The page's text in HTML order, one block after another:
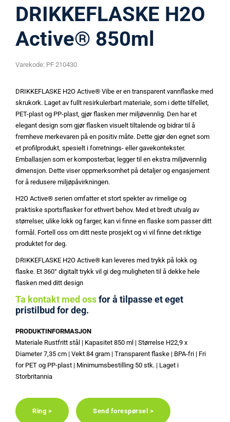
DRIKKEFLASKE H2O
Active® 850ml
Varekode: PF 210430
DRIKKEFLASKE H2O Active® Vibe er en transparent vannflaske med
skrukork. Laget av fullt resirkulerbart materiale, som i dette tilfellet,
PET-plast og PP-plast, gjør flasken mer miljøvennlig. Den har et
elegant design som gjør flasken visuelt tiltalende og bidrar til å
fremheve merkevaren på en positiv måte. Dette gjør den egnet som
et profilprodukt, spesielt i forretnings- eller gavekontekster.
Emballasjen som er komposterbar, legger til en ekstra miljøvennlig
dimensjon. Dette viser oppmerksomhet på detaljer og engasjement
for å redusere miljøpåvirkningen.
H2O Active® serien omfatter et stort spekter av rimelige og
praktiske sportsflasker for ethvert behov. Med et bredt utvalg av
størrelser, ulike lokk og farger, kan vi finne en flaske som passer ditt
formål. Fortell oss om ditt neste prosjekt og vi vil finne det riktige
produktet for deg.
DRIKKEFLASKE H2O Active® kan leveres med trykk på lokk og
flaske. Et 360° digitalt trykk vil gi deg muligheten til å dekke hele
flasken med ditt design
Ta kontakt med ossfor å tilpasse et eget
pristilbud for deg.
PRODUKTINFORMASJON
Materiale Rustfritt stål | Kapasitet 850 ml | Størrelse H22,9 x
Diameter 7,35 cm | Vekt 84 gram | Transparent flaske | BPA-fri | Fri
for PET og PP-plast | Minimumsbestilling 50 stk. | Laget i
Storbritannia
Ring > Send forespørsel >